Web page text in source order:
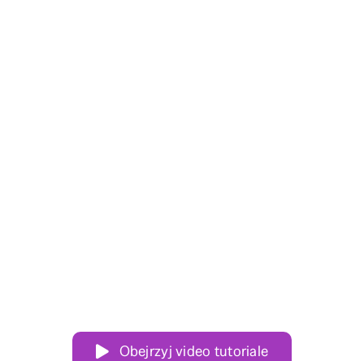
Obejrzyj video tutoriale